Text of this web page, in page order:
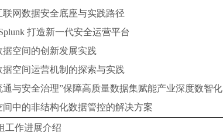
联网数据安全底座与实践路径
打造新一代安全运营平台
据空间的创新发展实践
据空间运营机制的探索与实践
通与安全治理”保障高质量数据集赋能产业深度数智化
间中的非结构化数据管控的解决方案
工作进展介绍